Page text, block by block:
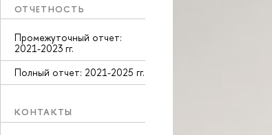
ОТЧЕТНОСТЬ
Промежуточный отчет:
2021-2023 гг.
Полный отчет: 2021-2025 гг.
КОНТАКТЫ